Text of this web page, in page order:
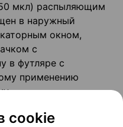
мкл) распыляющим
в наружный
окном,
с
в футляре с
применению
cookie